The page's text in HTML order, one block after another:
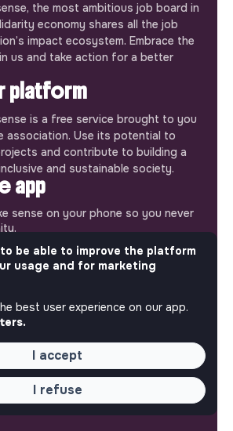
the most ambitious job board in
economy shares all the job
impact ecosystem. Embrace the
us and take action for a better
platform
is a free service brought to you
association. Use its potential to
and contribute to building a
and sustainable society.
app
sense on your phone so you never
Android
impact
be able to improve the platform
usage and for marketing
best user experience on our app.
I accept
I refuse